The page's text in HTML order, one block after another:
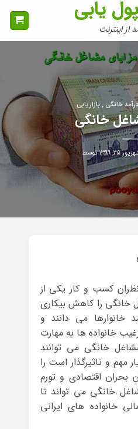
یابی
اینترنت
خانگی , بازاریابی
خانگی
۲۵, ۱۳۹۹ توسط
کسب و کار یکی از
خانگی را کاهش بیکاری
خانوارها می دانند و
خانواده ها به مهارت
خانگی می توانند
مهم و تاثیرگذار است را
بحران اقتصادی و تورم
خانگی می تواند تا
خانواده های ایرانی